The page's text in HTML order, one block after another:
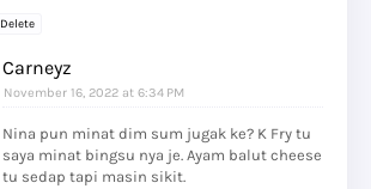
Delete
Carneyz
November 16, 2022 at 6:34 PM
Nina pun minat dim sum jugak ke? K Fry tu
saya minat bingsu nya je. Ayam balut cheese
tu sedap tapi masin sikit.